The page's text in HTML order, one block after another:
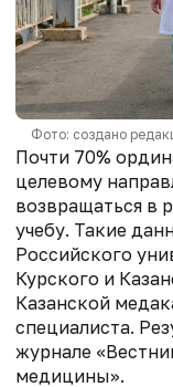
Фото: создано
Почти 70%
целевому
возвращаться в
учебу. Такие
Российского
Курского и
Казанской
специалиста.
журнале
медицины».